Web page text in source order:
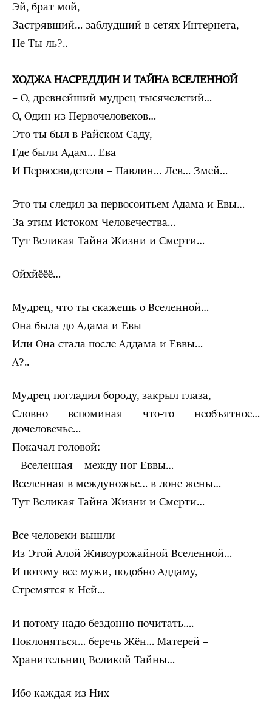
Эй, брат мой,
Застрявший… заблудший в сетях Интернета,
Не Ты ль?..
ХОДЖА НАСРЕДДИН И ТАЙНА ВСЕЛЕННОЙ
– О, древнейший мудрец тысячелетий…
О, Один из Первочеловеков…
Это ты был в Райском Саду,
Где были Адам… Ева
И Первосвидетели – Павлин… Лев… Змей…
Это ты следил за первосоитьем Адама и Евы…
За этим Истоком Человечества…
Тут Великая Тайна Жизни и Смерти…
Ойхйёёё…
Мудрец, что ты скажешь о Вселенной…
Она была до Адама и Евы
Или Она стала после Аддама и Еввы…
А?..
Мудрец погладил бороду, закрыл глаза,
Словно вспоминая что-то необъятное…
дочеловечье…
Покачал головой:
– Вселенная – между ног Еввы…
Вселенная в междуножье… в лоне жены…
Тут Великая Тайна Жизни и Смерти…
Все человеки вышли
Из Этой Алой Живоурожайной Вселенной…
И потому все мужи, подобно Аддаму,
Стремятся к Ней…
И потому надо бездонно почитать….
Поклоняться… беречь Жён… Матерей –
Хранительниц Великой Тайны…
Ибо каждая из Них